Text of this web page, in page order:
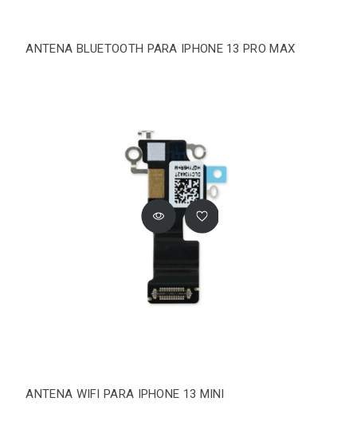
ANTENA BLUETOOTH PARA IPHONE 13 PRO MAX
ANTENA WIFI PARA IPHONE 13 MINI